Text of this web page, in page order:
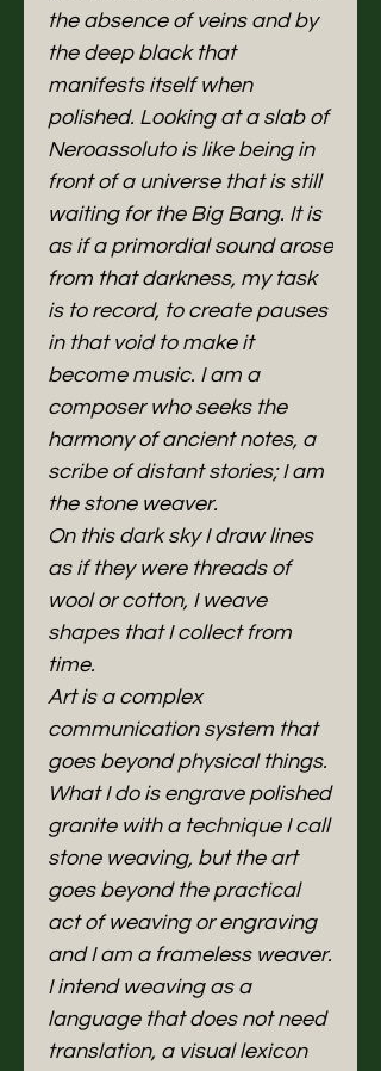
the absence of veins and by
the deep black that
manifests itself when
polished. Looking at a slab of
Neroassoluto is like being in
front of a universe that is still
waiting for the Big Bang. It is
as if a primordial sound arose
from that darkness, my task
is to record, to create pauses
in that void to make it
become music. I am a
composer who seeks the
harmony of ancient notes, a
scribe of distant stories; I am
the stone weaver.
On this dark sky I draw lines
as if they were threads of
wool or cotton, I weave
shapes that I collect from
time.
Art is a complex
communication system that
goes beyond physical things.
What I do is engrave polished
granite with a technique I call
stone weaving, but the art
goes beyond the practical
act of weaving or engraving
and I am a frameless weaver.
I intend weaving as a
language that does not need
translation, a visual lexicon